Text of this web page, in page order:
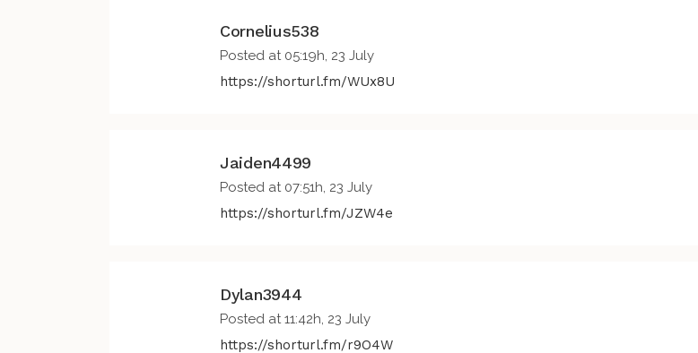
Cornelius538
Posted at 05:19h, 23 July
https://shorturl.fm/WUx8U
Jaiden4499
Posted at 07:51h, 23 July
https://shorturl.fm/JZW4e
Dylan3944
Posted at 11:42h, 23 July
https://shorturl.fm/r9O4W